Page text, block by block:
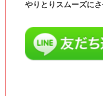
やりとりスムーズに